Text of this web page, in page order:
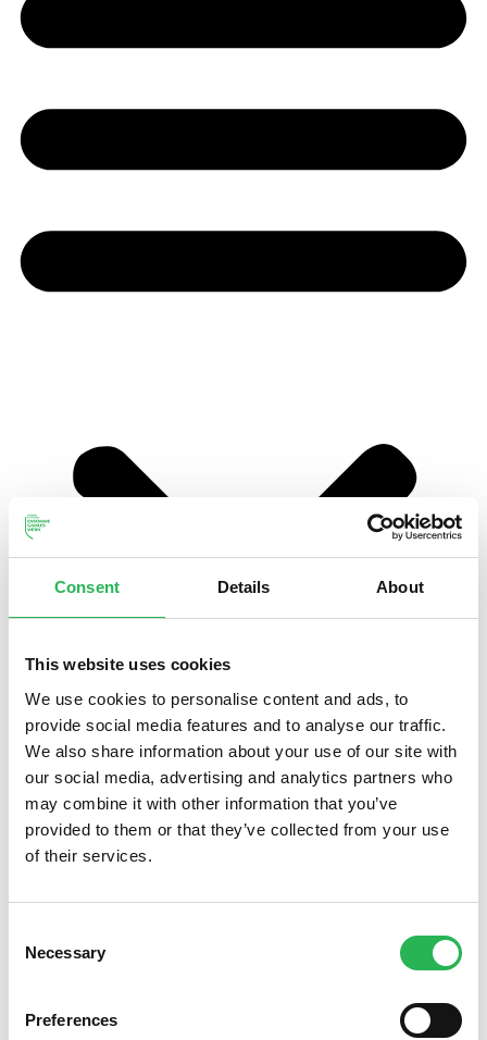
Consent Details About
This website uses cookies
We use cookies to personalise content and ads, to
provide social media features and to analyse our traffic.
We also share information about your use of our site with
our social media, advertising and analytics partners who
may combine it with other information that you’ve
provided to them or that they’ve collected from your use
of their services.
Selection
Necessary
Preferences